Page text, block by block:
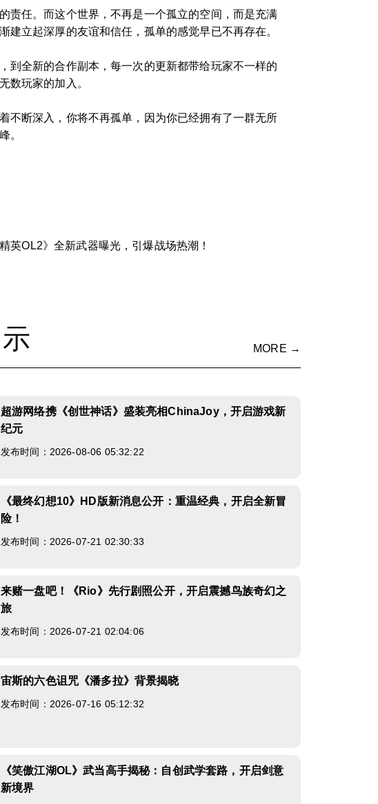
责任。而这个世界，不再是一个孤立的空间，而是充满
立起深厚的友谊和信任，孤单的感觉早已不再存在。
到全新的合作副本，每一次的更新都带给玩家不一样的
数玩家的加入。
不断深入，你将不再孤单，因为你已经拥有了一群无所
。
英OL2》全新武器曝光，引爆战场热潮！
MORE →
超游网络携《创世神话》盛装亮相ChinaJoy，开启游戏新
纪元
发布时间：2026-08-06 05:32:22
《最终幻想10》HD版新消息公开：重温经典，开启全新冒
险！
发布时间：2026-07-21 02:30:33
来赌一盘吧！《Rio》先行剧照公开，开启震撼鸟族奇幻之
旅
发布时间：2026-07-21 02:04:06
宙斯的六色诅咒《潘多拉》背景揭晓
发布时间：2026-07-16 05:12:32
《笑傲江湖OL》武当高手揭秘：自创武学套路，开启剑意
新境界